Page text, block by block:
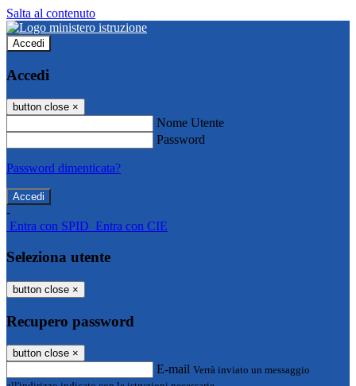
Salta al contenuto
Accedi
Accedi
button close ×
Nome Utente
Password
Password dimenticata?
-
Entra con SPID Entra con CIE
Seleziona utente
button close ×
Recupero password
button close ×
E-mail Verrà inviato un messaggio